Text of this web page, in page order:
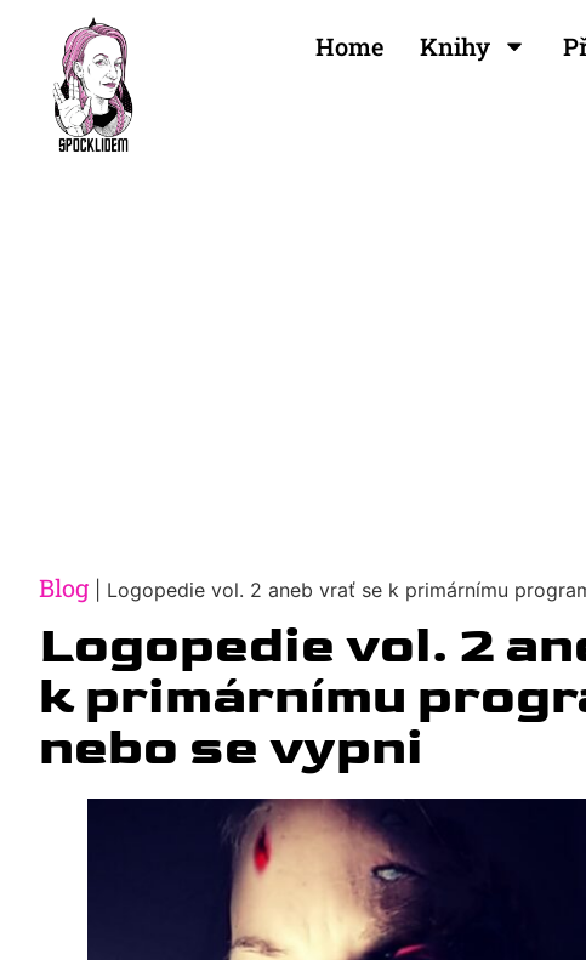
Home Knihy
Blog Logopedie vol. 2 aneb vrať se k primárnímu
Logopedie vol. 2
k primárnímu
nebo se vypni